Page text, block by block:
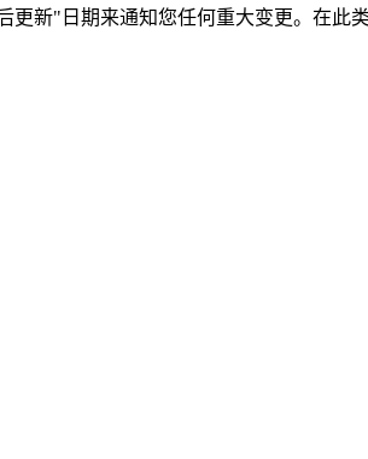
新"日期来通知您任何重大变更。在此